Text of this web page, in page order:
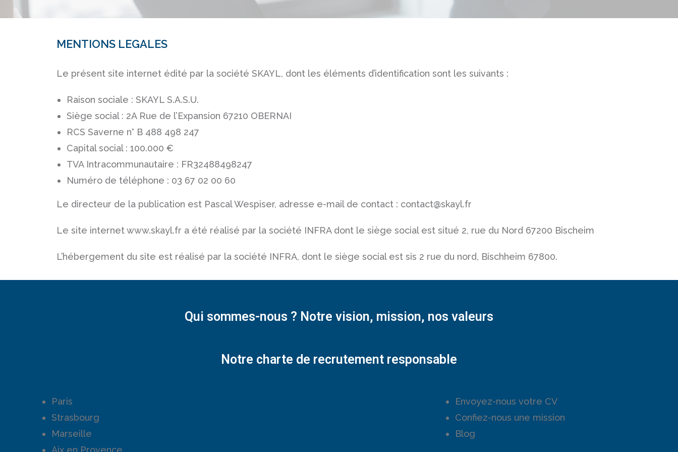
MENTIONS LEGALES
Le présent site internet édité par la société SKAYL, dont les éléments d’identification sont les suivants :
Raison sociale : SKAYL S.A.S.U.
Siège social : 2A Rue de l’Expansion 67210 OBERNAI
RCS Saverne n° B 488 498 247
Capital social : 100.000 €
TVA Intracommunautaire : FR32488498247
Numéro de téléphone : 03 67 02 00 60
Le directeur de la publication est Pascal Wespiser, adresse e-mail de contact : contact@skayl.fr
Le site internet www.skayl.fr a été réalisé par la société INFRA dont le siège social est situé 2, rue du Nord 67200 Bischeim
L’hébergement du site est réalisé par la société INFRA, dont le siège social est sis 2 rue du nord, Bischheim 67800.
Qui sommes-nous ? Notre vision, mission, nos valeurs
Notre charte de recrutement responsable
Paris
Strasbourg
Marseille
Aix en Provence
Envoyez-nous votre CV
Confiez-nous une mission
Blog